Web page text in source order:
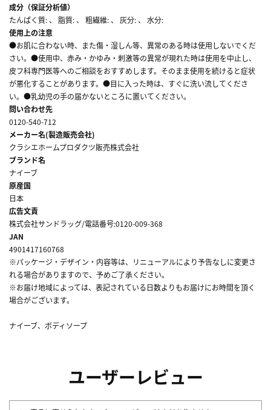
成分（保証分析値）
たんぱく質: 、 脂質: 、 粗繊維: 、 灰分: 、 水分:
使用上の注意
●お肌に合わない時、また傷・湿しん等、異常のある時は使用しないでくだ
さい。●使用中、赤み・かゆみ・刺激等の異常が現れた時は使用を中止し、
皮フ科専門医等へのご相談をおすすめします。そのまま使用を続けると症状
が悪化することがあります。●目に入った時は、すぐに洗い流してくださ
い。●乳幼児の手の届かないところに置いてください。
問い合わせ先
0120-540-712
メーカー名(製造販売会社)
クラシエホームプロダクツ販売株式会社
ブランド名
ナイーブ
原産国
日本
広告文責
株式会社サンドラッグ/電話番号:0120-009-368
JAN
4901417160768
※パッケージ・デザイン・内容等は、リニューアルにより予告なしに変更さ
れる場合がありますので、予めご了承ください。
※お届け地域によっては、表記されている日数よりもお届けにお時間を頂く
場合がございます。
ナイーブ、ボディソープ
ユーザーレビュー